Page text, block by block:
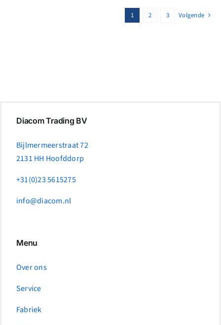
1 2 3 Volgende
Diacom Trading BV
Bijlmermeerstraat 72
2131 HH Hoofddorp
+31(0)23 5615275
info@diacom.nl
Menu
Over ons
Service
Fabriek